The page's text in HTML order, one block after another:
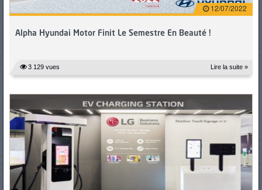
12/07/2022
Alpha Hyundai Motor Finit Le Semestre En Beauté !
3 129 vues Lire la suite »